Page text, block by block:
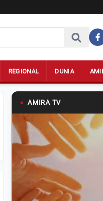
REGIONAL DUNIA
● AMIRA TV